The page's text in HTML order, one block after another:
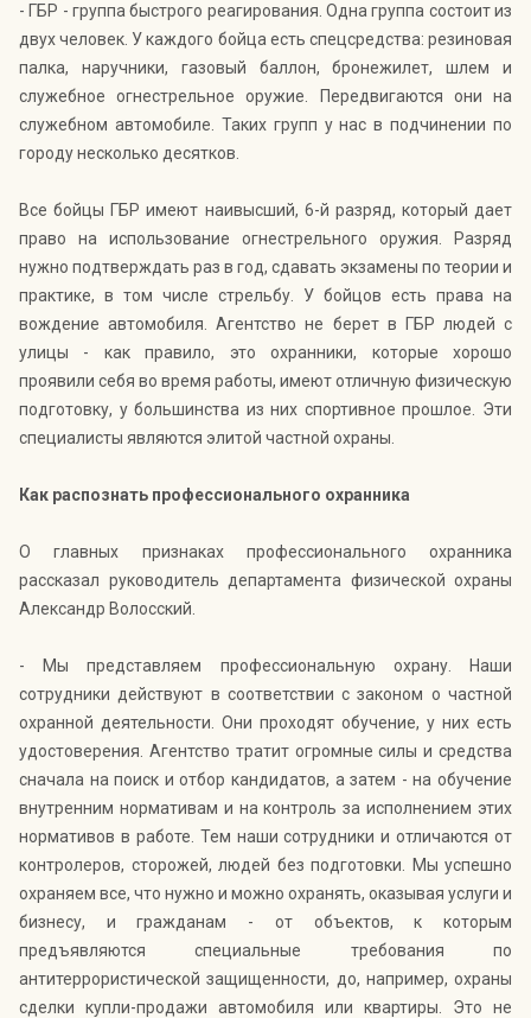
- ГБР - группа быстрого реагирования. Одна группа состоит из
двух человек. У каждого бойца есть спецсредства: резиновая
палка, наручники, газовый баллон, бронежилет, шлем и
служебное огнестрельное оружие. Передвигаются они на
служебном автомобиле. Таких групп у нас в подчинении по
городу несколько десятков.
Все бойцы ГБР имеют наивысший, 6-й разряд, который дает
право на использование огнестрельного оружия. Разряд
нужно подтверждать раз в год, сдавать экзамены по теории и
практике, в том числе стрельбу. У бойцов есть права на
вождение автомобиля. Агентство не берет в ГБР людей с
улицы - как правило, это охранники, которые хорошо
проявили себя во время работы, имеют отличную физическую
подготовку, у большинства из них спортивное прошлое. Эти
специалисты являются элитой частной охраны.
Как распознать профессионального охранника
О главных признаках профессионального охранника
рассказал руководитель департамента физической охраны
Александр Волосский.
- Мы представляем профессиональную охрану. Наши
сотрудники действуют в соответствии с законом о частной
охранной деятельности. Они проходят обучение, у них есть
удостоверения. Агентство тратит огромные силы и средства
сначала на поиск и отбор кандидатов, а затем - на обучение
внутренним нормативам и на контроль за исполнением этих
нормативов в работе. Тем наши сотрудники и отличаются от
контролеров, сторожей, людей без подготовки. Мы успешно
охраняем все, что нужно и можно охранять, оказывая услуги и
бизнесу, и гражданам - от объектов, к которым
предъявляются специальные требования по
антитеррористической защищенности, до, например, охраны
сделки купли-продажи автомобиля или квартиры. Это не